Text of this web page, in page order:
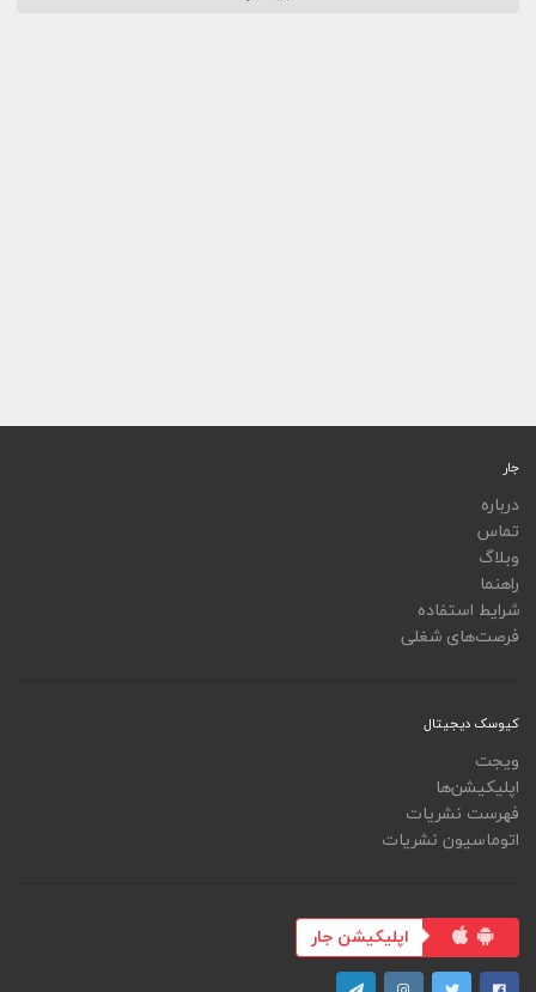
جار
درباره
تماس
وبلاگ
راهنما
شرایط استفاده
فرصت‌های شغلی
کیوسک دیجیتال
ویجت
اپلیکیشن‌ها
فهرست نشریات
اتوماسیون نشریات
اپلیکیشن جار